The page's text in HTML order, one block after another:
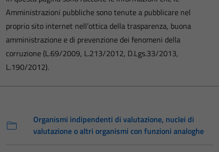
Amministrazioni pubbliche sono tenute a pubblicare nel
proprio sito internet nell’ottica della trasparenza, buona
amministrazione e di prevenzione dei fenomeni della
corruzione (L.69/2009, L.213/2012, D.Lgs.33/2013,
L.190/2012).
Organismi indipendenti di valutazione, nuclei di
valutazione o altri organismi con funzioni analoghe